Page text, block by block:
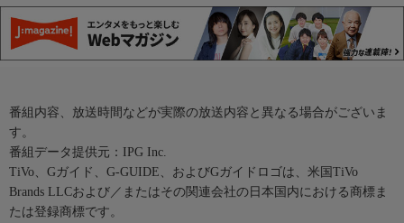
番組内容、放送時間などが実際の放送内容と異なる場合がございま
す。
番組データ提供元：IPG Inc.
TiVo、Gガイド、G-GUIDE、およびGガイドロゴは、米国TiVo
Brands LLCおよび／またはその関連会社の日本国内における商標ま
たは登録商標です。